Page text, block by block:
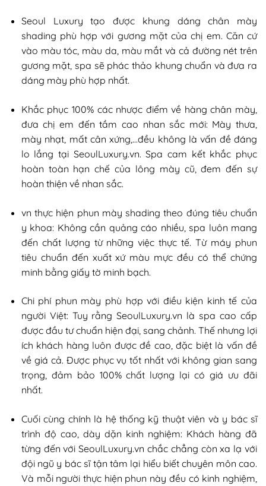
Seoul Luxury tạo được khung dáng chân mày
shading phù hợp với gương mặt của chị em. Căn cứ
vào màu tóc, màu da, màu mắt và cả đường nét trên
gương mặt, spa sẽ phác thảo khung chuẩn và đưa ra
dáng mày phù hợp nhất.
Khắc phục 100% các nhược điểm về hàng chân mày,
đưa chị em đến tầm cao nhan sắc mới: Mày thưa,
mày nhạt, mất cân xứng,…đều không là vấn đề đáng
lo lắng tại SeoulLuxury.vn. Spa cam kết khắc phục
hoàn toàn hạn chế của lông mày cũ, đem đến sự
hoàn thiện về nhan sắc.
vn thực hiện phun mày shading theo đúng tiêu chuẩn
y khoa: Không cần quảng cáo nhiều, spa luôn mang
đến chất lượng từ những việc thực tế. Từ máy phun
tiêu chuẩn đến xuất xứ màu mực đều có thể chứng
minh bằng giấy tờ minh bạch.
Chi phí phun mày phù hợp với điều kiện kinh tế của
người Việt: Tuy rằng SeoulLuxury.vn là spa cao cấp
được đầu tư chuẩn hiện đại, sang chảnh. Thế nhưng lợi
ích khách hàng luôn được đề cao, đặc biệt là vấn đề
về giá cả. Được phục vụ tốt nhất với không gian sang
trọng, đảm bảo 100% chất lượng lại có giá ưu đãi
nhất.
Cuối cùng chính là hệ thống kỹ thuật viên và y bác sĩ
trình độ cao, dày dặn kinh nghiệm: Khách hàng đã
từng đến với SeoulLuxury.vn chắc chẳng còn xa lạ với
đội ngũ y bác sĩ tận tâm lại hiểu biết chuyên môn cao.
Và mỗi người thực hiện phun này đều có kinh nghiệm,